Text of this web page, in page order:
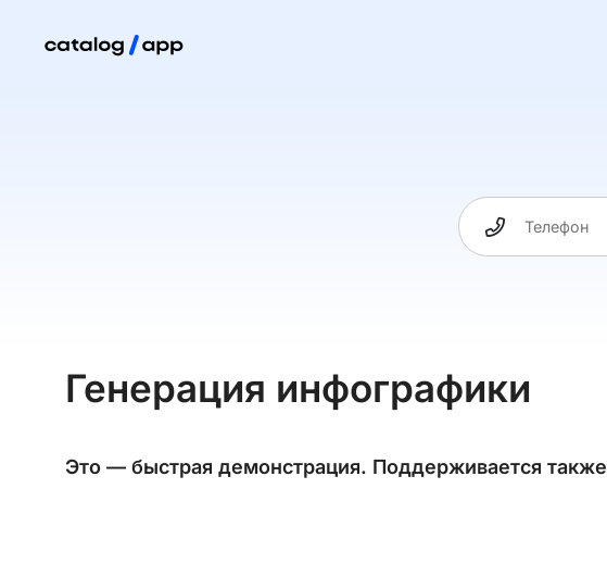
Генерация инфографики
Это — быстрая демонстрация. Поддерживается также